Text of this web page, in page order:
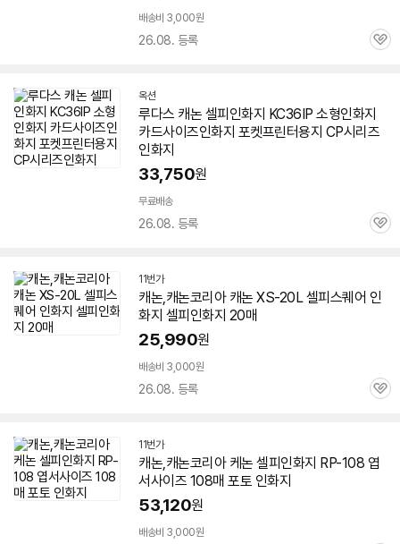
배송비 3,000원
26.08. 등록
관
옥션
루다스 캐논 셀피인화지 KC36IP 소형인화지
카드사이즈인화지 포켓프린터용지 CP시리즈
인화지
33,750원
무료배송
26.08. 등록
관
11번가
캐논,캐논코리아 캐논 XS-20L셀피스퀘어 인
화지 셀피인화지 20매
25,990원
배송비 3,000원
26.08. 등록
관
11번가
캐논,캐논코리아 케논 셀피인화지 RP-108 엽
서사이즈 108매 포토 인화지
53,120원
배송비 3,000원